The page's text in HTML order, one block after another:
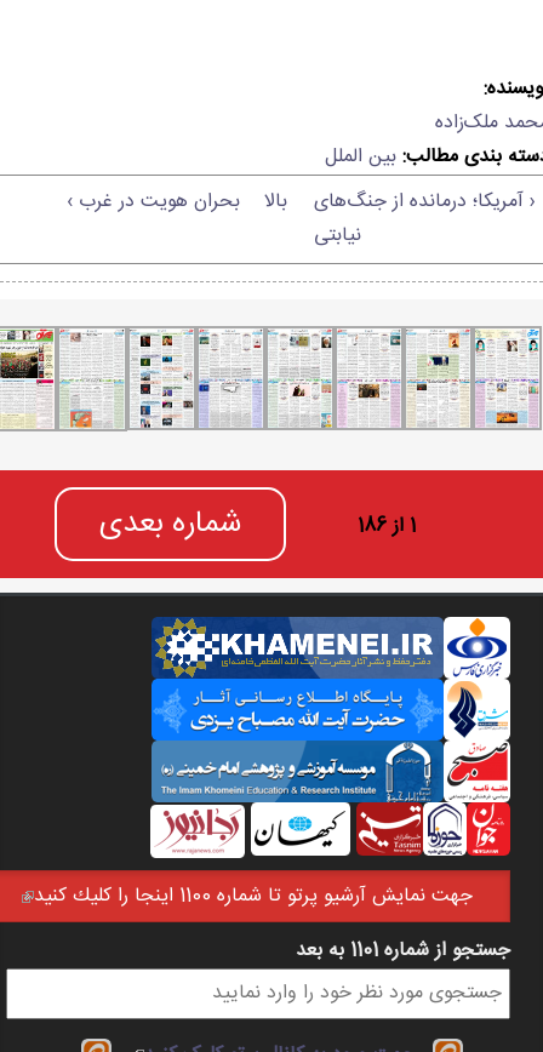
ملک‌زاده
بندی مطالب:بین الملل
‹ آمریکا؛ درمانده از جنگ‌های
نیابتی
بالا بحران هويت در غرب ›
1 از 186 شماره بعدی
جهت نمايش آرشيو پرتو تا شماره 1100 اينجا را كليك كنيد
فرم جستجو
جستجو از شماره 1101 به بعد